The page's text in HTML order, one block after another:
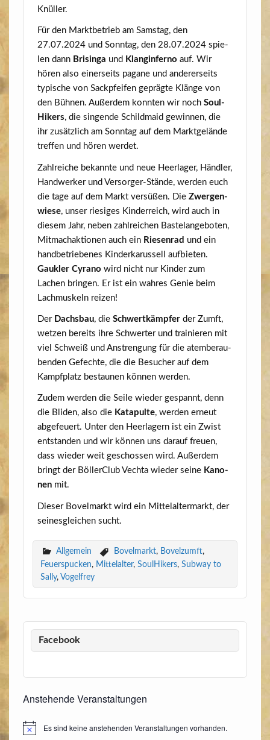
Knüller.
Für den Markt­be­trieb am Sams­tag, den
27.07.2024 und Sonn­tag, den 28.07.2024 spie­
len dann Bri­sin­ga und Klang­in­fer­no auf. Wir
hören also einer­seits paga­ne und ande­rer­seits
typi­sche von Sack­pfei­fen gepräg­te Klän­ge von
den Büh­nen. Außer­dem konn­ten wir noch Soul­
Hi­kers, die sin­gen­de Schild­maid gewin­nen, die
ihr zusätz­lich am Sonn­tag auf dem Markt­ge­län­de
tref­fen und hören werdet.
Zahl­rei­che bekann­te und neue Heer­la­ger, Händ­ler,
Hand­wer­ker und Ver­sor­ger-Stän­de, wer­den euch
die tage auf dem Markt ver­sü­ßen. Die Zwer­gen­
wie­se, unser rie­si­ges Kin­der­reich, wird auch in
die­sem Jahr, neben zahl­rei­chen Bas­te­l­an­ge­bo­ten,
Mit­mach­ak­tio­nen auch ein Rie­sen­rad und ein
hand­be­trie­be­nes Kin­der­ka­rus­sell auf­bie­ten.
Gauk­ler Cyra­no wird nicht nur Kin­der zum
Lachen brin­gen. Er ist ein wah­res Genie beim
Lach­mus­keln reizen!
Der Dachs­bau, die Schwert­kämp­fer der Zumft,
wet­zen bereits ihre Schwer­ter und trai­nie­ren mit
viel Schweiß und Anstren­gung für die atem­be­rau­
ben­den Gefech­te, die die Besu­cher auf dem
Kampf­platz bestau­nen kön­nen werden.
Zudem wer­den die Sei­le wie­der gespannt, denn
die Bli­den, also die Kata­pul­te, wer­den erneut
abge­feu­ert. Unter den Heer­la­gern ist ein Zwist
ent­stan­den und wir kön­nen uns dar­auf freu­en,
dass wie­der weit geschos­sen wird. Außer­dem
bringt der Böl­ler­Club Vech­ta wie­der sei­ne Kano­
nen mit.
Die­ser Bovel­markt wird ein Mit­tel­al­ter­markt, der
sei­nes­glei­chen sucht.
Allgemein Bovelmarkt, Bovelzumft,
Feuerspucken, Mittelalter, SoulHikers, Subway to
Sally, Vogelfrey
Facebook
Anstehende Veranstaltungen
HinweisEs sind keine anstehenden Veranstaltungen vorhanden.